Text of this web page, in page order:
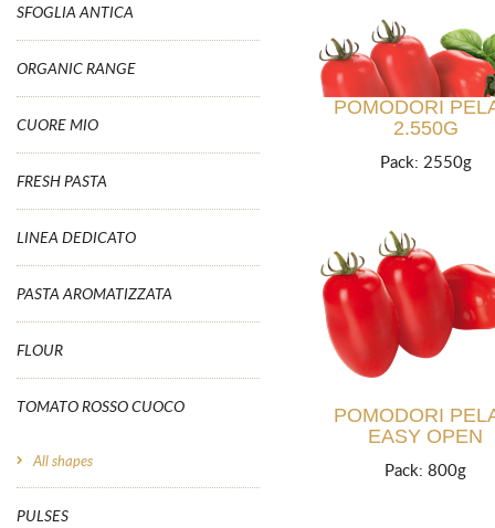
SFOGLIA ANTICA
ORGANIC RANGE
CUORE MIO
FRESH PASTA
LINEA DEDICATO
PASTA AROMATIZZATA
FLOUR
TOMATO ROSSO CUOCO
All shapes
PULSES
POMODORI
2.550G
Pack: 2550g
POMODORI
EASY OPEN
Pack: 800g